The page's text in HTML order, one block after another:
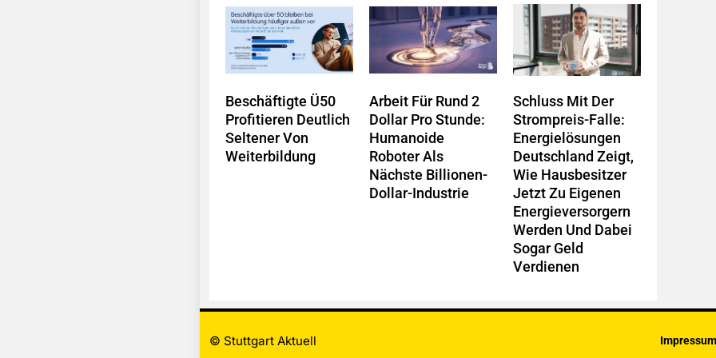
Beschäftigte Ü50
Profitieren Deutlich
Seltener Von
Weiterbildung
Arbeit Für Rund 2
Dollar Pro Stunde:
Humanoide
Roboter Als
Nächste Billionen-
Dollar-Industrie
Schluss Mit Der
Strompreis-Falle:
Energielösungen
Deutschland Zeigt,
Wie Hausbesitzer
Jetzt Zu Eigenen
Energieversorgern
Werden Und Dabei
Sogar Geld
Verdienen
© Stuttgart Aktuell Impressum